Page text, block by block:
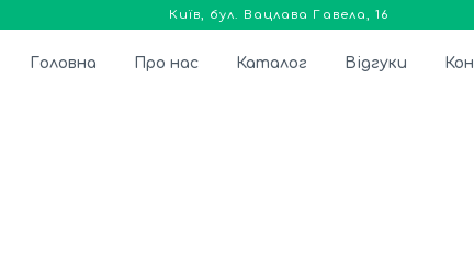
Київ, бул. Вацлава Гавела, 16
Головна Про нас Каталог Відгуки